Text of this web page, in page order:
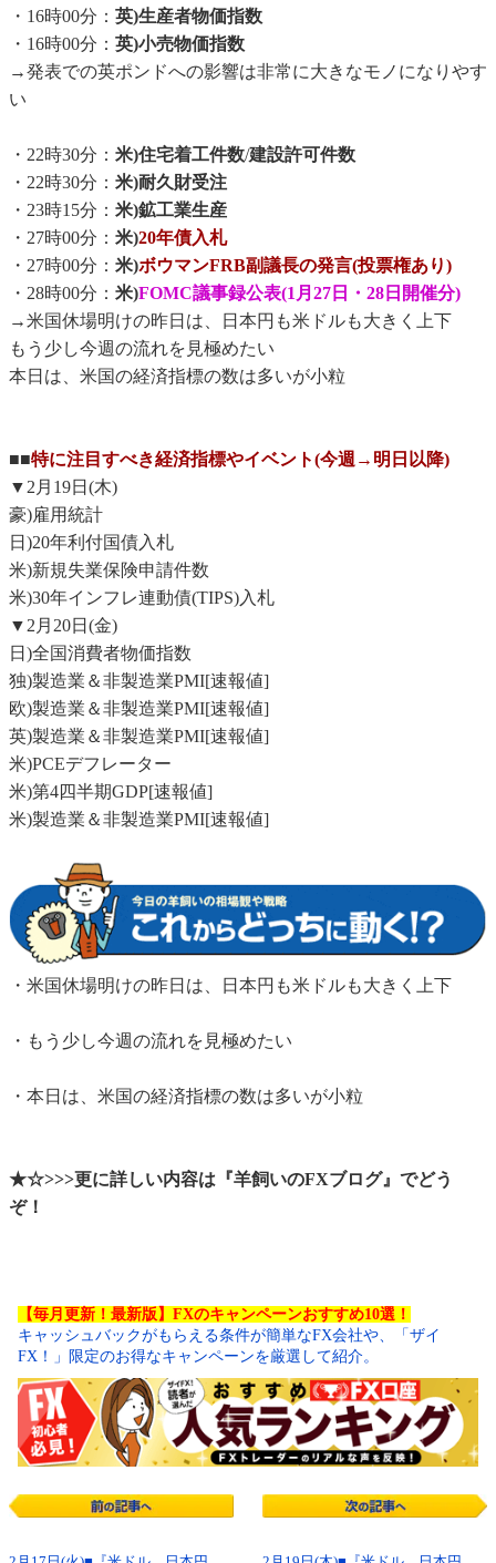
・16時00分： 英)生産者物価指数
・16時00分： 英)小売物価指数
→発表での英ポンドへの影響は非常に大きなモノになりやす
い
・22時30分： 米)住宅着工件数/建設許可件数
・22時30分： 米)耐久財受注
・23時15分： 米)鉱工業生産
・27時00分： 米)20年債入札
・27時00分： 米)ボウマンFRB副議長の発言(投票権あり)
・28時00分： 米)FOMC議事録公表(1月27日・28日開催分)
→米国休場明けの昨日は、日本円も米ドルも大きく上下
もう少し今週の流れを見極めたい
本日は、米国の経済指標の数は多いが小粒
■■特に注目すべき経済指標やイベント(今週→明日以降)
▼2月19日(木)
豪)雇用統計
日)20年利付国債入札
米)新規失業保険申請件数
米)30年インフレ連動債(TIPS)入札
▼2月20日(金)
日)全国消費者物価指数
独)製造業＆非製造業PMI[速報値]
欧)製造業＆非製造業PMI[速報値]
英)製造業＆非製造業PMI[速報値]
米)PCEデフレーター
米)第4四半期GDP[速報値]
米)製造業＆非製造業PMI[速報値]
・米国休場明けの昨日は、日本円も米ドルも大きく上下
・もう少し今週の流れを見極めたい
・本日は、米国の経済指標の数は多いが小粒
★☆>>>更に詳しい内容は『羊飼いのFXブログ』でどう
ぞ！
【毎月更新！最新版】FXのキャンペーンおすすめ10選！
キャッシュバックがもらえる条件が簡単なFX会社や、「ザイ
FX！」限定のお得なキャンペーンを厳選して紹介。